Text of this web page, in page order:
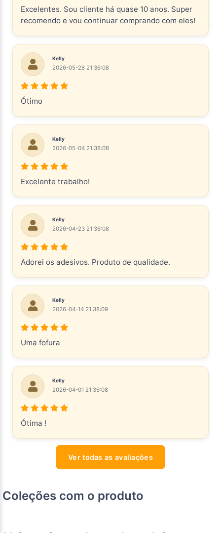
Excelentes. Sou cliente há quase 10 anos. Super
recomendo e vou continuar comprando com eles!
Kelly
2026-05-28 21:36:08
Ótimo
Kelly
2026-05-04 21:38:08
Excelente trabalho!
Kelly
2026-04-23 21:36:08
Adorei os adesivos. Produto de qualidade.
Kelly
2026-04-14 21:38:09
Uma fofura
Kelly
2026-04-01 21:36:08
Ótima !
Ver todas as avaliações
Coleções com o produto